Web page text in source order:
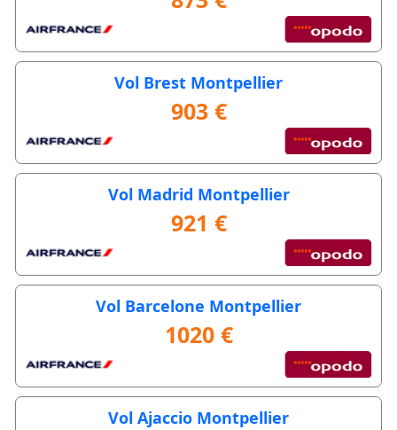
Vol Brest Montpellier
903 €
Vol Madrid Montpellier
921 €
Vol Barcelone Montpellier
1020 €
Vol Ajaccio Montpellier